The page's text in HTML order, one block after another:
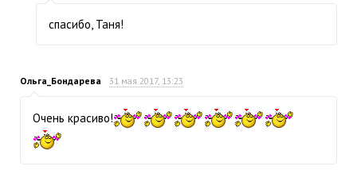
спасибо, Таня!
Ольга_Бондарева 31 мая 2017, 13:23
Очень красиво!